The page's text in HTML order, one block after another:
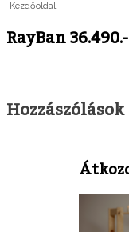
Kezdőoldal
RayBan 36.490.-
Hozzászólások